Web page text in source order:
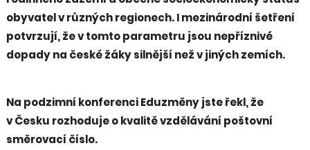
obyvatel v různých regionech. I mezinárodní šetření
potvrzují, že v tomto parametru jsou nepříznivé
dopady na české žáky silnější než v jiných zemích.
Na podzimní konferenci Eduzměny jste řekl, že
v Česku rozhoduje o kvalitě vzdělávání poštovní
směrovací číslo.